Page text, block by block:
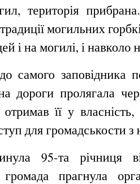
територія
могильних
і на могилі, і навколо
самого заповідника
дороги пролягала
її у власність,
для громадськости з
95-та річниця
громада прагнула